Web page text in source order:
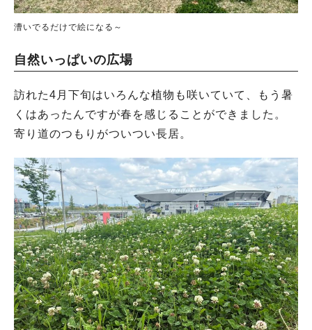
漕いでるだけで絵になる～
自然いっぱいの広場
訪れた4月下旬はいろんな植物も咲いていて、もう暑
くはあったんですが春を感じることができました。
寄り道のつもりがついつい長居。